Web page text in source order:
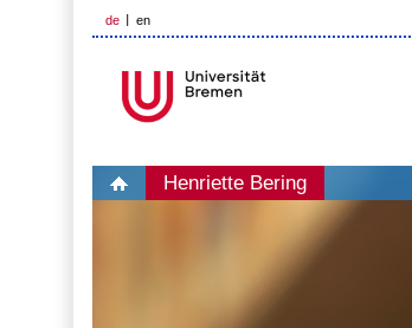
de en
Henriette Bering